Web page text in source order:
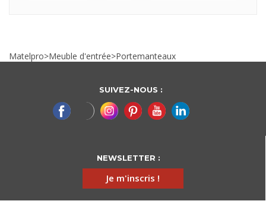
Matelpro>Meuble d'entrée>Portemanteaux
SUIVEZ-NOUS :
NEWSLETTER :
Je m'inscris !